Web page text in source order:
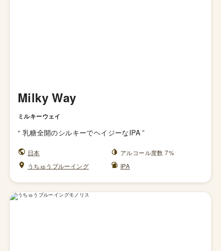
Milky Way
ミルキーウェイ
“ 乳糖全開のシルキーでヘイジーなIPA ”
日本
アルコール度数 7%
うちゅうブルーイング
IPA